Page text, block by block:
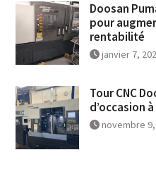
Doosan
pour
rentabilité
janvier 7,
Tour CNC
d’occasion
novembre 9,